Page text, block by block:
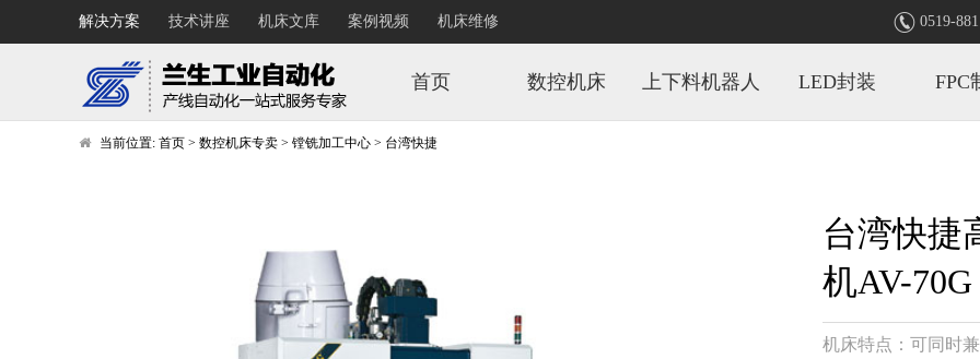
解决方案 技术讲座 机床文库 案例视频 机床维修  0519-
首页 数控机床 上下料机器人 LED封装 FPC
当前位置: 首页 > 数控机床专卖 > 镗铣加工中心 > 台湾快捷
台湾快捷
机AV-70G
机床特点： 可同时